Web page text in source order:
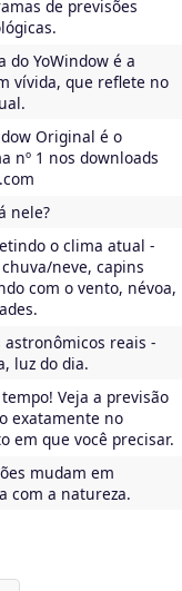
de previsões
do YoWindow é a
vívida, que reflete no
Original é o
nº 1 nos downloads
nele?
o clima atual -
neve, capins
com o vento, névoa,
astronômicos reais -
luz do dia.
Veja a previsão
exatamente no
em que você precisar.
mudam em
com a natureza.